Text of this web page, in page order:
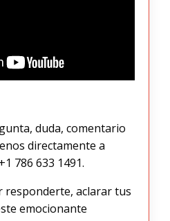
duda, comentario
directamente a
786 633 1491.
responderte, aclarar tus
emocionante